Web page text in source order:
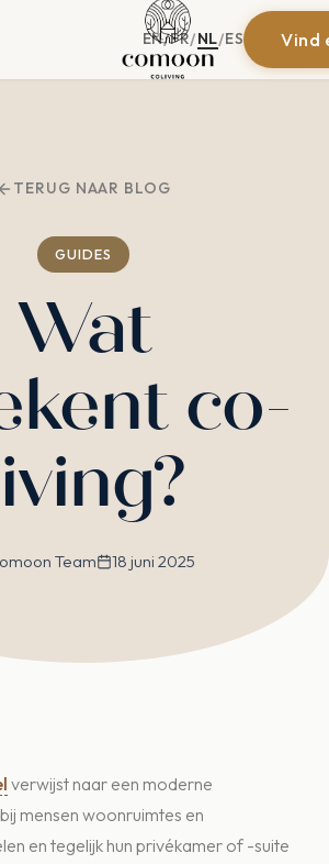
EN/FR/NL/ES Vind
TERUG NAAR BLOG
GUIDES
Wat
co-
Team 18 juni 2025
verwijst naar een moderne
mensen woonruimtes en
en tegelijk hun privékamer of -suite